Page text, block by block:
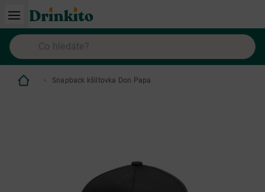
Snapback kšiltovka Don Papa